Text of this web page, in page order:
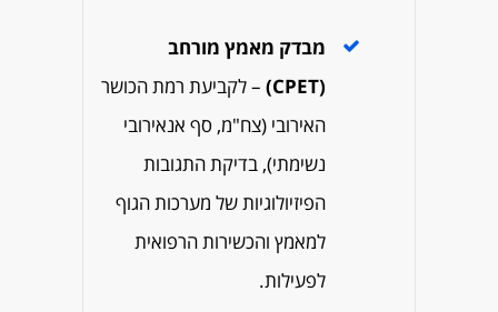
מבדק מאמץ מורחב
(CPET)
– לקביעת רמת הכושר
האירובי (צח"מ, סף אנאירובי
נשימתי), בדיקת התגובות
הפיזיולוגיות של מערכות הגוף
למאמץ והכשירות הרפואית
לפעילות.